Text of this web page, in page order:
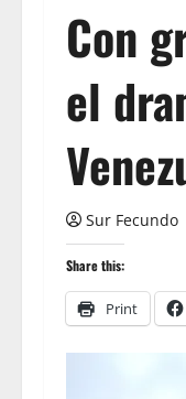
Con
el
Sur Fecundo
Share this:
Print